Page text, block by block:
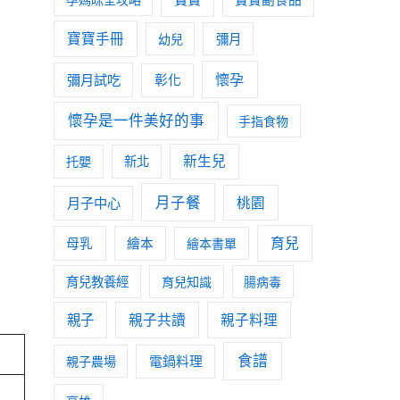
寶寶手冊 幼兒 彌月
彌月試吃 彰化 懷孕
懷孕是一件美好的事 手指食物
托嬰 新北 新生兒
月子中心 月子餐 桃園
母乳 繪本 繪本書單 育兒
育兒教養經 育兒知識 腸病毒
親子 親子共讀 親子料理
親子農場 電鍋料理 食譜